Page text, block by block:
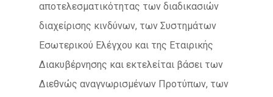
αποτελεσματικότητας των διαδικασιών
διαχείρισης κινδύνων, των Συστημάτων
Εσωτερικού Ελέγχου και της Εταιρικής
Διακυβέρνησης και εκτελείται βάσει των
Διεθνώς αναγνωρισμένων Προτύπων, των